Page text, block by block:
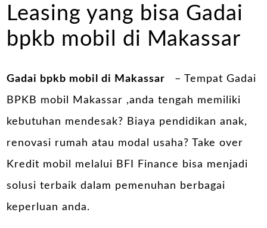
Leasing yang bisa Gadai
bpkb mobil di Makassar
Gadai bpkb mobil di Makassar
– Tempat Gadai
BPKB mobil Makassar ,anda tengah memiliki
kebutuhan mendesak? Biaya pendidikan anak,
renovasi rumah atau modal usaha? Take over
Kredit mobil melalui BFI Finance bisa menjadi
solusi terbaik dalam pemenuhan berbagai
keperluan anda.